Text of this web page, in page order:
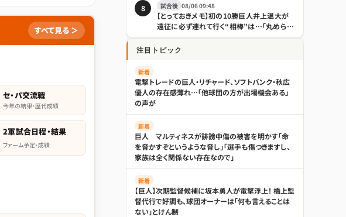
すべて見る ＞
セ・パ交流戦
今年の結果・歴代成績
2軍試合日程・結果
ファーム予定・成績
8
試合後 08/06 09:48
【とっておきメモ】初の10勝巨人井上温大が
遠征に必ず連れて行く“相棒”は…「丸められ
る」 - プロ野球 : 日刊スポーツ
注目トピック
新着
電撃トレードの巨人・リチャード、ソフトバンク・秋広
優人の存在感薄れ…「他球団の方が出場機会ある」
の声が
新着
巨人 マルティネスが誹謗中傷の被害を明かす「命
を脅かすぞというような脅し」「選手も傷つきますし、
家族は全く関係ない存在なので」
新着
【巨人】次期監督候補に坂本勇人が電撃浮上！ 橋上監
督代行で好調も、球団オーナーは「何も言えることは
ない」とけん制